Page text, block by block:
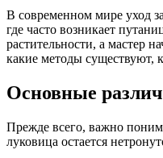
В современном мире уход
где часто возникает
растительности, а мастер
какие методы существуют,
Основные
Прежде всего, важно
луковица остается